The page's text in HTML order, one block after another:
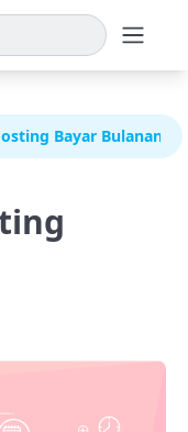
Bayar Bulanan